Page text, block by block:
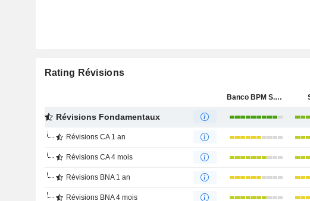
Rating Révisions
Banco BPM S.p.A.
Révisions Fondamentaux
Révisions CA 1 an
Révisions CA 4 mois
Révisions BNA 1 an
Révisions BNA 4 mois